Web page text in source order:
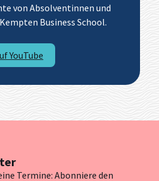
von Absolventinnen und
Business School.
YouTube
Termine: Abonniere den